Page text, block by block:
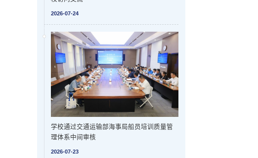
2026-07-24
学校通过交通运输部海事局船员培训质量管
理体系中间审核
2026-07-23